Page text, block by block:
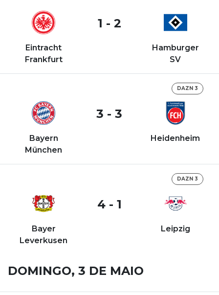
Eintracht
Frankfurt
1 - 2
Hamburger
SV
DAZN 3
Bayern
München
3 - 3
Heidenheim
DAZN 3
Bayer
Leverkusen
4 - 1
Leipzig
DOMINGO, 3 DE MAIO